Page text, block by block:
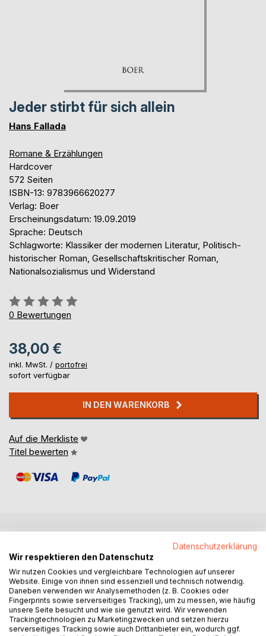
Jeder stirbt für sich allein
Hans Fallada
Romane & Erzählungen
Hardcover
572 Seiten
ISBN-13: 9783966620277
Verlag: Boer
Erscheinungsdatum: 19.09.2019
Sprache: Deutsch
Schlagworte: Klassiker der modernen Literatur, Politisch-
historischer Roman, Gesellschaftskritischer Roman,
Nationalsozialismus und Widerstand
Bewertung::
0%
0 Bewertungen
38,00 €
inkl. MwSt. / portofrei
sofort verfügbar
IN DEN WARENKORB
Auf die Merkliste
Titel bewerten
Roman des deutschen Schriftstellers Hans Fallada (Rudolf
Wilhelm Friedrich Ditzen) aus dem Jahre 1947. Der Roman
basiert auf dem authentischen Fall des Ehepaars Otto und
Elise Hampel, das 1940 bis 1942 in Berlin Postkarten-
Flugblätter gegen Hitler ausgelegt hatte und denunziert
Datenschutzerklärung
Wir respektieren den Datenschutz
Wir nutzen Cookies und vergleichbare Technologien auf unserer
Website. Einige von ihnen sind essenziell und technisch notwendig.
Daneben verwenden wir Analysemethoden (z. B. Cookies oder
Fingerprints sowie serverseitiges Tracking), um zu messen, wie häufig
unsere Seite besucht und wie sie genutzt wird. Wir verwenden
Trackingtechnologien zu Marketingzwecken und setzen hierzu
serverseitiges Tracking sowie auch Drittanbieter ein, wodurch ggf.